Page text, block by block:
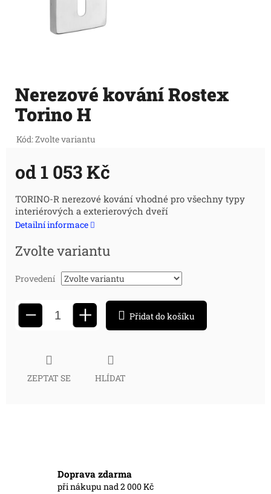
Nerezové kování Rostex
Torino H
Kód:Zvolte variantu
od 1 053 Kč
Měrná
cena:
TORINO-R nerezové kování vhodné pro všechny typy
interiérových a exterierových dveří
Detailní informace
Zvolte variantu
Provedení
− + Přidat do košíku
ZEPTAT SE HLÍDAT
Doprava zdarma
při nákupu nad 2 000 Kč